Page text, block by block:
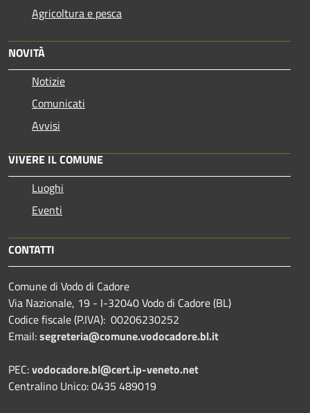
Agricoltura e pesca
NOVITÀ
Notizie
Comunicati
Avvisi
VIVERE IL COMUNE
Luoghi
Eventi
CONTATTI
Comune di Vodo di Cadore
Via Nazionale, 19 - I-32040 Vodo di Cadore (BL)
Codice fiscale (P.IVA): 00206230252
Email:segreteria@comune.vodocadore.bl.it
PEC:vodocadore.bl@cert.ip-veneto.net
Centralino Unico: 0435 489019